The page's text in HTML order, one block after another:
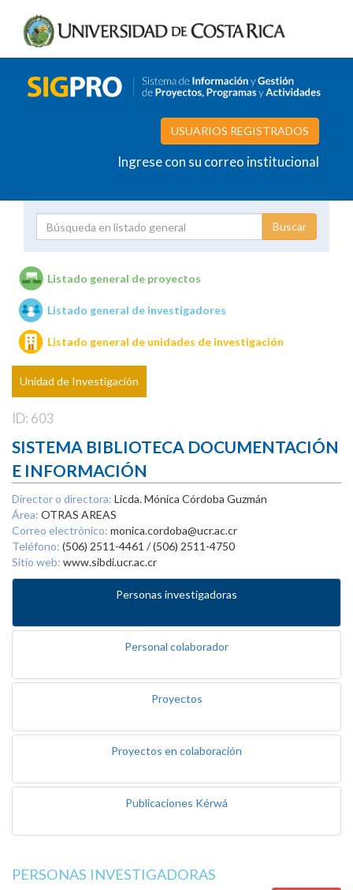
USUARIOS REGISTRADOS
Ingrese con su correo institucional
Unidades de investigación
Listado general de proyectos
Listado general de investigadores
Listado general de unidades de investigación
Unidad de Investigación
ID: 603
SISTEMA BIBLIOTECA DOCUMENTACIÓN
E INFORMACIÓN
Director o directora: Licda. Mónica Córdoba Guzmán
Área: OTRAS AREAS
Correo electrónico: monica.cordoba@ucr.ac.cr
Teléfono: (506) 2511-4461 / (506) 2511-4750
Sitio web: www.sibdi.ucr.ac.cr
Personas investigadoras
Personal colaborador
Proyectos
Proyectos en colaboración
Publicaciones Kérwá
PERSONAS INVESTIGADORAS